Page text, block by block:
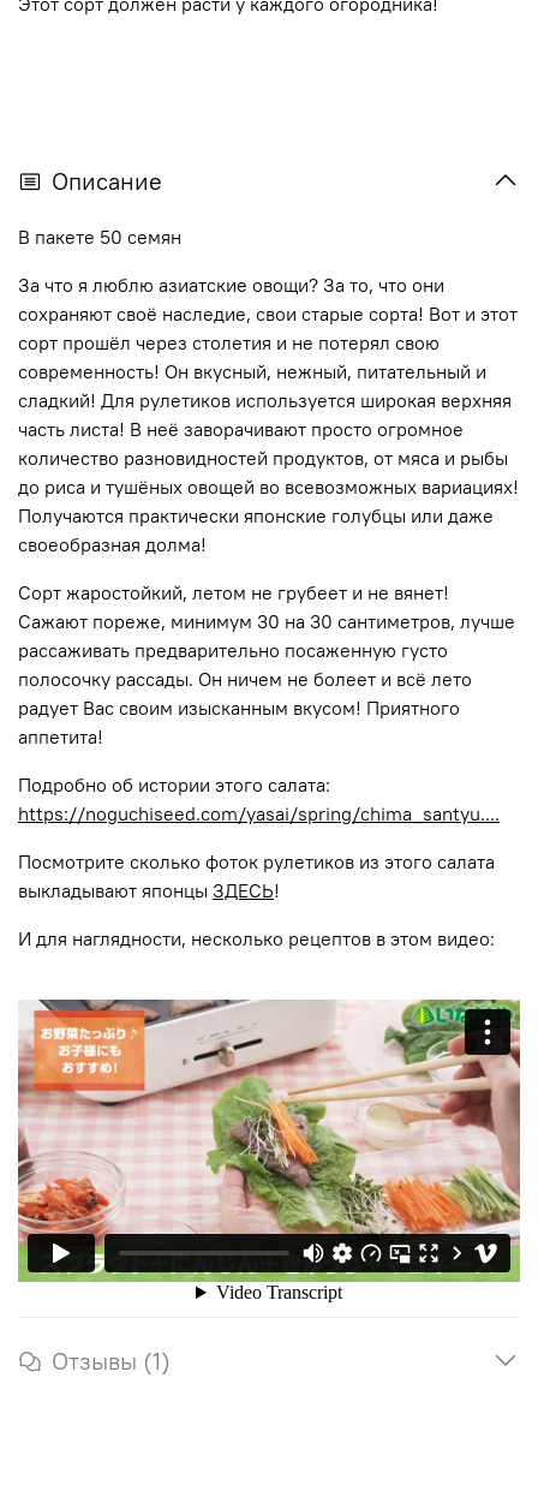
Описание
В пакете 50 семян
За что я люблю азиатские овощи? За то, что они
сохраняют своё наследие, свои старые сорта! Вот и этот
сорт прошёл через столетия и не потерял свою
современность! Он вкусный, нежный, питательный и
сладкий! Для рулетиков используется широкая верхняя
часть листа! В неё заворачивают просто огромное
количество разновидностей продуктов, от мяса и рыбы
до риса и тушёных овощей во всевозможных вариациях!
Получаются практически японские голубцы или даже
своеобразная долма!
Сорт жаростойкий, летом не грубеет и не вянет!
Сажают пореже, минимум 30 на 30 сантиметров, лучше
рассаживать предварительно посаженную густо
полосочку рассады. Он ничем не болеет и всё лето
радует Вас своим изысканным вкусом! Приятного
аппетита!
Подробно об истории этого салата:
https://noguchiseed.com/yasai/spring/chima_santyu....
Посмотрите сколько фоток рулетиков из этого салата
выкладывают японцы ЗДЕСЬ!
И для наглядности, несколько рецептов в этом видео:
Отзывы (1)